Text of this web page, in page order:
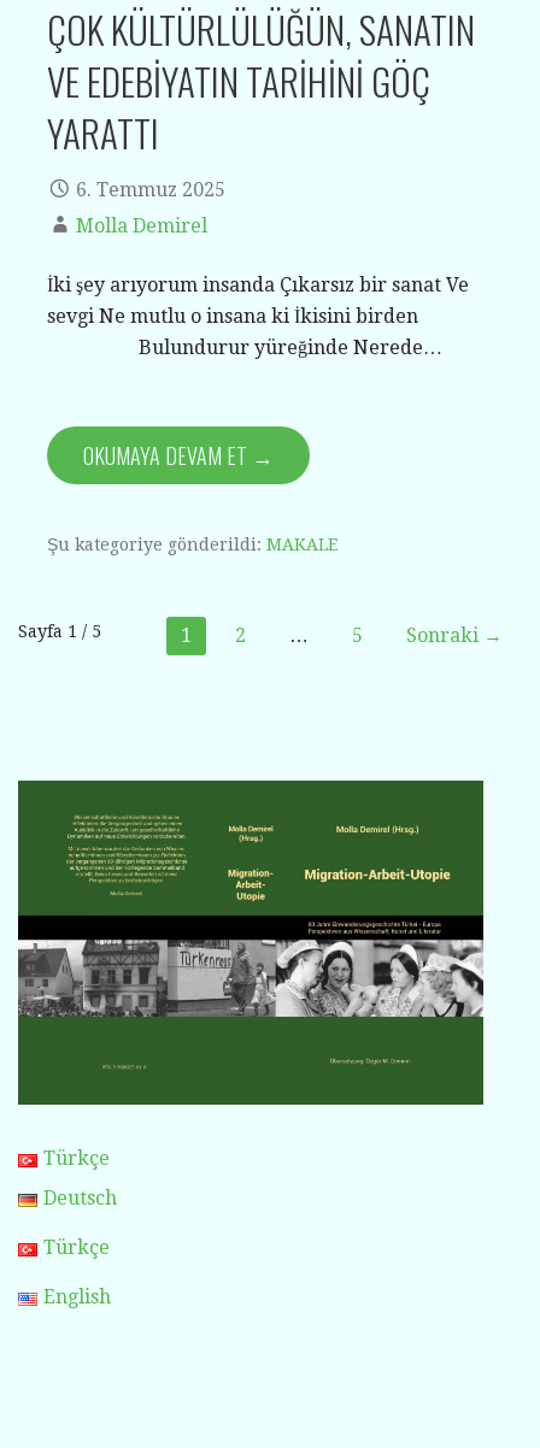
ÇOK KÜLTÜRLÜLÜĞÜN, SANATIN
VE EDEBİYATIN TARİHİNİ GÖÇ
YARATTI
6. Temmuz 2025
Molla Demirel
İki şey arıyorum insanda Çıkarsız bir sanat Ve
sevgi Ne mutlu o insana ki İkisini birden
Bulundurur yüreğinde Nerede…
OKUMAYA DEVAM ET →
Şu kategoriye gönderildi: MAKALE
Yazı
Sayfa 1 / 5 1 2 … 5 Sonraki →
Türkçe
Deutsch
Türkçe
English